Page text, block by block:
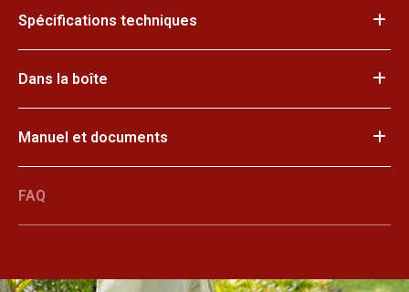
Spécifications techniques
Dans la boîte
Manuel et documents
FAQ